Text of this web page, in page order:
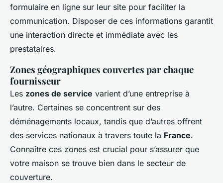
formulaire en ligne sur leur site pour faciliter la
communication. Disposer de ces informations garantit
une interaction directe et immédiate avec les
prestataires.
Zones géographiques couvertes par chaque
fournisseur
Les zones de service varient d’une entreprise à
l’autre. Certaines se concentrent sur des
déménagements locaux, tandis que d’autres offrent
des services nationaux à travers toute la France.
Connaître ces zones est crucial pour s’assurer que
votre maison se trouve bien dans le secteur de
couverture.